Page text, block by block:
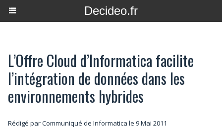
Decideo.fr
L’Offre Cloud d’Informatica facilite
l’intégration de données dans les
environnements hybrides
Rédigé par Communiqué de Informatica le 9 Mai 2011